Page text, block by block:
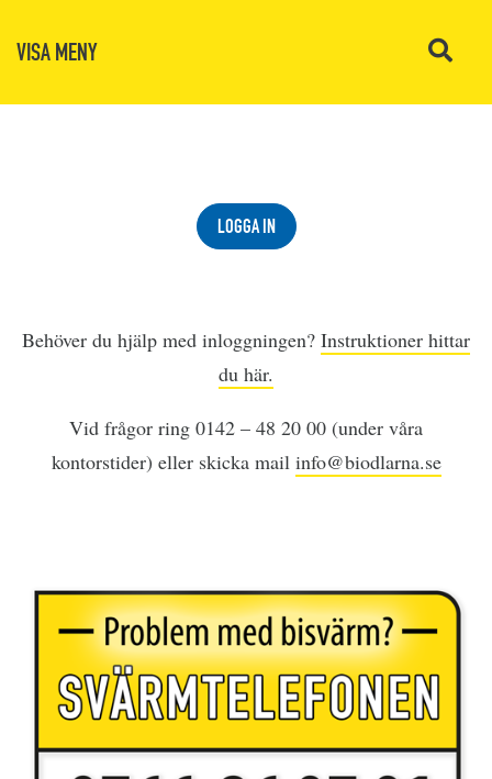
VISA MENY
LOGGA IN
Behöver du hjälp med inloggningen? Instruktioner hittar
du här.
Vid frågor ring 0142 – 48 20 00 (under våra
kontorstider) eller skicka mail info@biodlarna.se